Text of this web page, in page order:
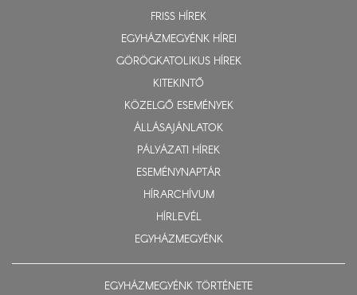
FRISS HÍREK
EGYHÁZMEGYÉNK HÍREI
GÖRÖGKATOLIKUS HÍREK
KITEKINTŐ
KÖZELGŐ ESEMÉNYEK
ÁLLÁSAJÁNLATOK
PÁLYÁZATI HÍREK
ESEMÉNYNAPTÁR
HÍRARCHÍVUM
HÍRLEVÉL
EGYHÁZMEGYÉNK
EGYHÁZMEGYÉNK TÖRTÉNETE